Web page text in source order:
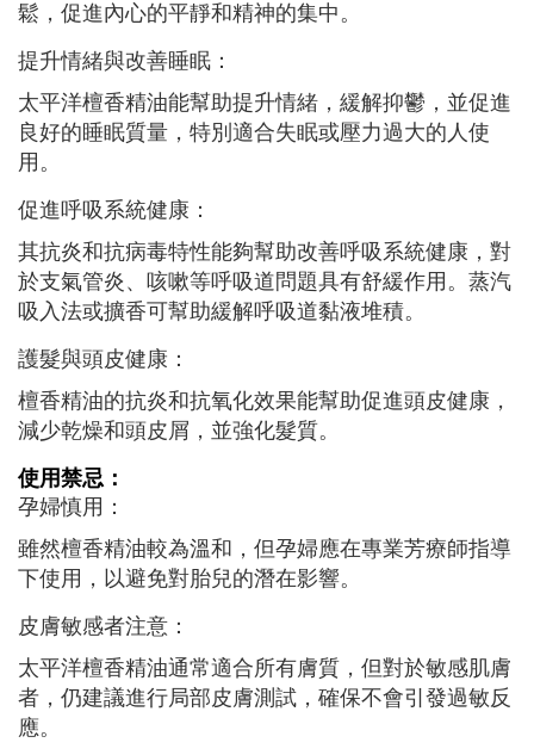
鬆，促進內心的平靜和精神的集中。
提升情緒與改善睡眠：
太平洋檀香精油能幫助提升情緒，緩解抑鬱，並促進
良好的睡眠質量，特別適合失眠或壓力過大的人使
用。
促進呼吸系統健康：
其抗炎和抗病毒特性能夠幫助改善呼吸系統健康，對
於支氣管炎、咳嗽等呼吸道問題具有舒緩作用。蒸汽
吸入法或擴香可幫助緩解呼吸道黏液堆積。
護髮與頭皮健康：
檀香精油的抗炎和抗氧化效果能幫助促進頭皮健康，
減少乾燥和頭皮屑，並強化髮質。
使用禁忌：
孕婦慎用：
雖然檀香精油較為溫和，但孕婦應在專業芳療師指導
下使用，以避免對胎兒的潛在影響。
皮膚敏感者注意：
太平洋檀香精油通常適合所有膚質，但對於敏感肌膚
者，仍建議進行局部皮膚測試，確保不會引發過敏反
應。